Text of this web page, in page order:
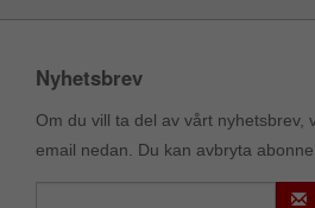
Nyhetsbrev
Om du vill ta del av vårt nyhetsbrev,
email nedan. Du kan avbryta